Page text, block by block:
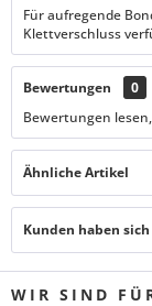
Für aufregende
Klettverschluss
Bewertungen
0
Bewertungen
Ähnliche Artikel
Kunden haben
WIR SIND